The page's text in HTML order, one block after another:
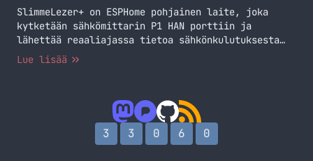
SlimmeLezer+ on ESPHome pohjainen laite, joka
kytketään sähkömittarin P1 HAN porttiin ja
lähettää reaaliajassa tietoa sähkönkulutuksesta
Home Assistanttiin.
Lue lisää
3 3 0 6 0